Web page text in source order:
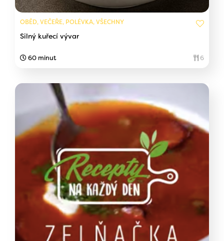
OBĚD, VEČEŘE, POLÉVKA, VŠECHNY
Silný kuřecí vývar
60 minut 6